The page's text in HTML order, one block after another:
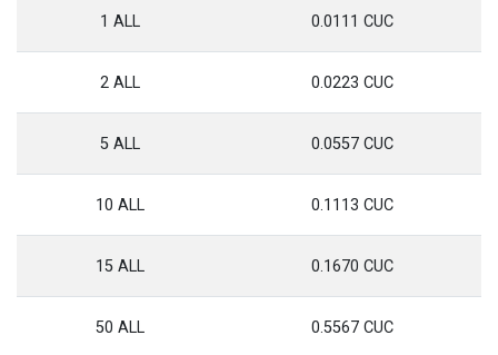
1 ALL 0.0111 CUC
2 ALL 0.0223 CUC
5 ALL 0.0557 CUC
10 ALL 0.1113 CUC
15 ALL 0.1670 CUC
50 ALL 0.5567 CUC